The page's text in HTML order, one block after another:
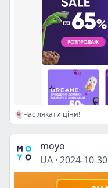
👻Час лякати ціни!
moyo
UA · 2024-10-30